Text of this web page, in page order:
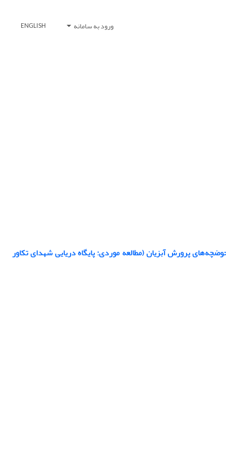
ورود به سامانه ENGLISH
پرورش آبزیان (مطالعه موردی: پایگاه دریایی شهدای تکاور